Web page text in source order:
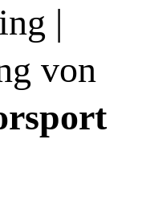
|
von